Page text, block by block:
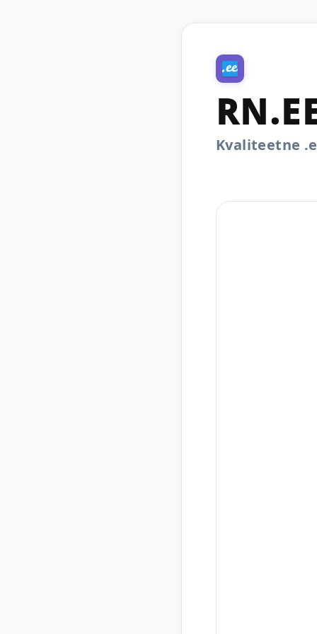
Kvaliteetne